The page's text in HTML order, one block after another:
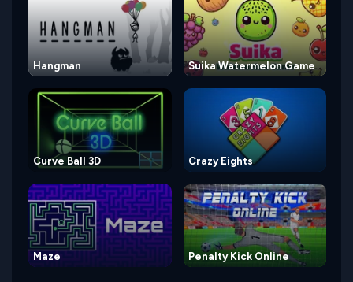
Hangman Suika Watermelon Game
Curve Ball 3D Crazy Eights
Maze Penalty Kick Online